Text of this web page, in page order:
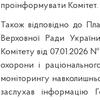
проінформувати Комітет.
Також відповідно до
Верховної Ради
Комітету від 07.01.2026
охорони і
моніторингу
заслухав інформацію